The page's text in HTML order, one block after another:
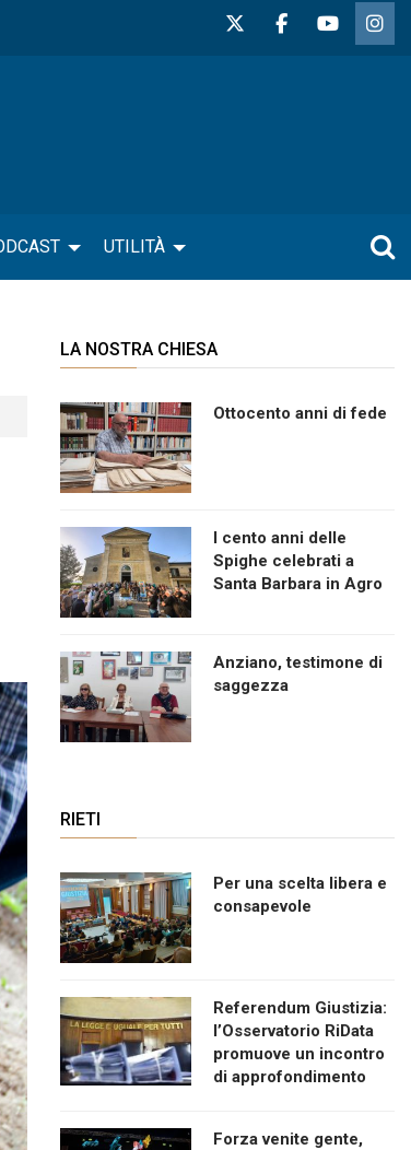
UTILITÀ
LA NOSTRA CHIESA
Ottocento anni di fede
I cento anni delle
Spighe celebrati a
Santa Barbara in Agro
Anziano, testimone di
saggezza
RIETI
Per una scelta libera e
consapevole
Referendum Giustizia:
l’Osservatorio RiData
promuove un incontro
di approfondimento
Forza venite gente,